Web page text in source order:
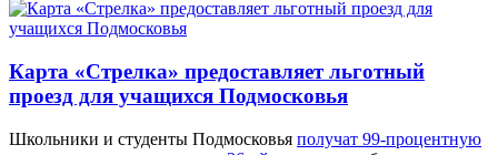
Карта «Стрелка» предоставляет льготный
проезд для учащихся Подмосковья
Школьники и студенты Подмосковья получат 99-процентную